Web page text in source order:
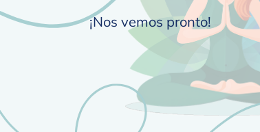
¡Nos vemos pronto!